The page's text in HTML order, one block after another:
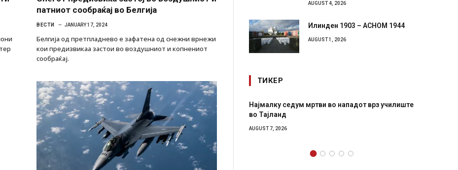
патниот сообраќај во Белгија
ВЕСТИ JANUARY 17, 2024
Белгија од претпладнево е зафатена од снежни врнежи
кои предизвикаа застои во воздушниот и копнениот
сообраќај.
AUGUST 4, 2026
Илинден 1903 – АСНОМ 1944
AUGUST 1, 2026
ТИКЕР
во ресторан
бил
Најмалку седум мртви во нападот врз училиште
во Тајланд
AUGUST 7, 2026
СОЗИС: Украинците повеќе им веруваат на
генералите отколку на Зеленски
AUGUST 7, 2026